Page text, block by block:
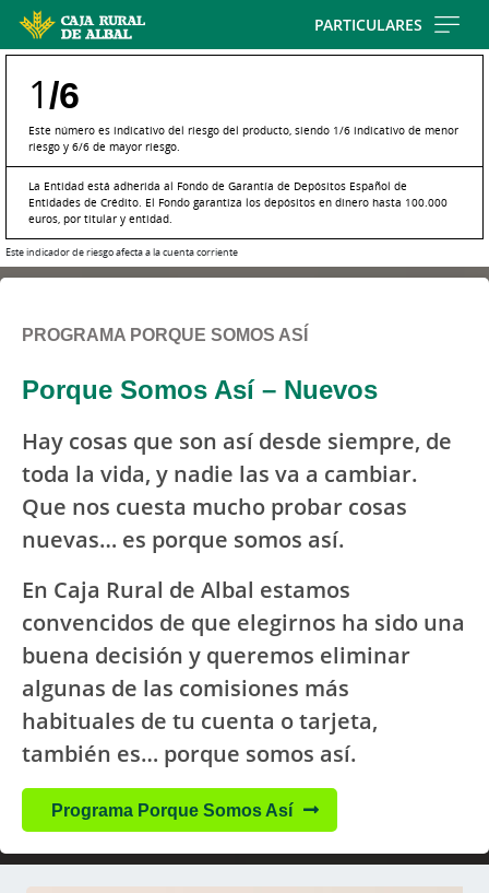
PARTICULARES
1/6
Este número es indicativo del riesgo del producto, siendo 1/6 indicativo de menor
riesgo y 6/6 de mayor riesgo.
La Entidad está adherida al Fondo de Garantía de Depósitos Español de
Entidades de Crédito. El Fondo garantiza los depósitos en dinero hasta 100.000
euros, por titular y entidad.
Este indicador de riesgo afecta a la cuenta corriente
PROGRAMA PORQUE SOMOS ASÍ
Porque Somos Así – Nuevos
Hay cosas que son así desde siempre, de
toda la vida, y nadie las va a cambiar.
Que nos cuesta mucho probar cosas
nuevas… es porque somos así.
En Caja Rural de Albal estamos
convencidos de que elegirnos ha sido una
buena decisión y queremos eliminar
algunas de las comisiones más
habituales de tu cuenta o tarjeta,
también es… porque somos así.
Programa Porque Somos Así